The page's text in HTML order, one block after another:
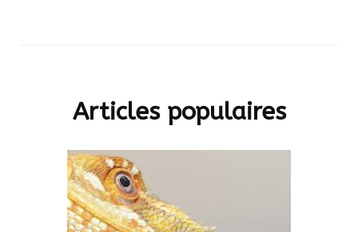
Articles populaires